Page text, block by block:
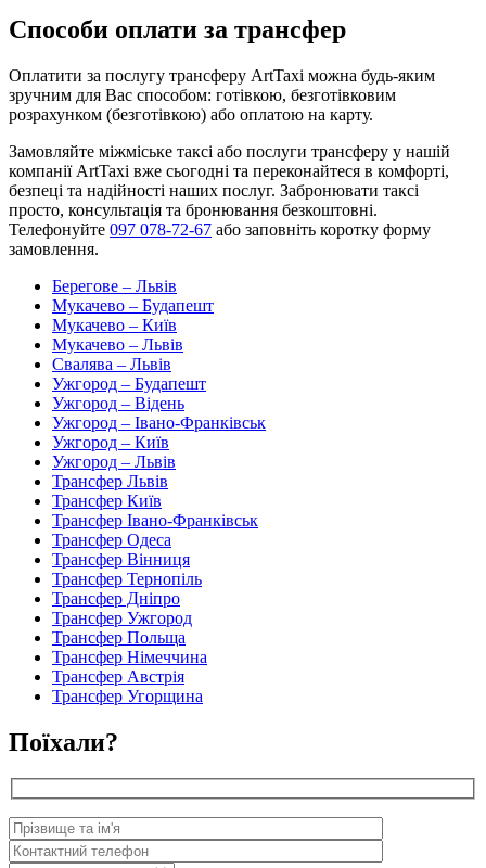
Способи оплати за трансфер
Оплатити за послугу трансферу ArtTaxi можна будь-яким
зручним для Вас способом: готівкою, безготівковим
розрахунком (безготівкою) або оплатою на карту.
Замовляйте міжміське таксі або послуги трансферу у нашій
компанії ArtTaxi вже сьогодні та переконайтеся в комфорті,
безпеці та надійності наших послуг. Забронювати таксі
просто, консультація та бронювання безкоштовні.
Телефонуйте 097 078-72-67 або заповніть коротку форму
замовлення.
Берегове – Львів
Мукачево – Будапешт
Мукачево – Київ
Мукачево – Львів
Свалява – Львів
Ужгород – Будапешт
Ужгород – Відень
Ужгород – Івано-Франківськ
Ужгород – Київ
Ужгород – Львів
Трансфер Львів
Трансфер Київ
Трансфер Івано-Франківськ
Трансфер Одеса
Трансфер Вінниця
Трансфер Тернопіль
Трансфер Дніпро
Трансфер Ужгород
Трансфер Польща
Трансфер Німеччина
Трансфер Австрія
Трансфер Угорщина
Поїхали?